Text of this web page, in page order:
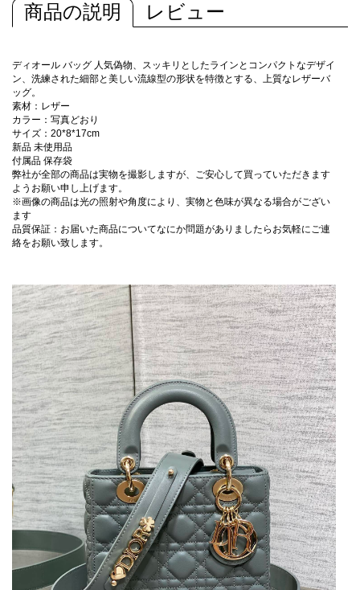
商品の説明 レビュー
ディオール バッグ 人気偽物、スッキリとしたラインとコンパクトなデザイ
ン、洗練された細部と美しい流線型の形状を特徴とする、上質なレザーバ
ッグ。
素材：レザー
カラー：写真どおり
サイズ：20*8*17cm
新品 未使用品
付属品 保存袋
弊社が全部の商品は実物を撮影しますが、ご安心して買っていただきます
ようお願い申し上げます。
※画像の商品は光の照射や角度により、実物と色味が異なる場合がござい
ます
品質保証：お届いた商品についてなにか問題がありましたらお気軽にご連
絡をお願い致します。